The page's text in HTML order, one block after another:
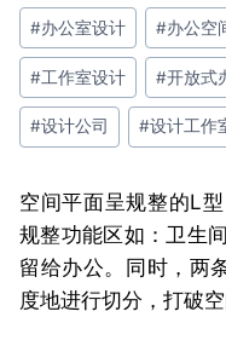
文
章
标
签：
#办公室设计 #办公空
#工作室设计 #开放式
#设计公司 #设计工作
空间平面呈规整的L
规整功能区如：卫生
留给办公。同时，两
度地进行切分，打破空